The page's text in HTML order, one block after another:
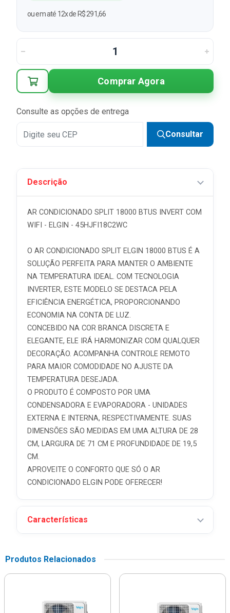
ou em até 12x de R$ 291,66
Comprar Agora
Consulte as opções de entrega
Consultar
Descrição
AR CONDICIONADO SPLIT 18000 BTUS INVERT COM
WIFI - ELGIN - 45HJFI18C2WC
O AR CONDICIONADO SPLIT ELGIN 18000 BTUS É A
SOLUÇÃO PERFEITA PARA MANTER O AMBIENTE
NA TEMPERATURA IDEAL. COM TECNOLOGIA
INVERTER, ESTE MODELO SE DESTACA PELA
EFICIÊNCIA ENERGÉTICA, PROPORCIONANDO
ECONOMIA NA CONTA DE LUZ.
CONCEBIDO NA COR BRANCA DISCRETA E
ELEGANTE, ELE IRÁ HARMONIZAR COM QUALQUER
DECORAÇÃO. ACOMPANHA CONTROLE REMOTO
PARA MAIOR COMODIDADE NO AJUSTE DA
TEMPERATURA DESEJADA.
O PRODUTO É COMPOSTO POR UMA
CONDENSADORA E EVAPORADORA - UNIDADES
EXTERNA E INTERNA, RESPECTIVAMENTE. SUAS
DIMENSÕES SÃO MEDIDAS EM UMA ALTURA DE 28
CM, LARGURA DE 71 CM E PROFUNDIDADE DE 19,5
CM.
APROVEITE O CONFORTO QUE SÓ O AR
CONDICIONADO ELGIN PODE OFERECER!
Características
Produtos Relacionados